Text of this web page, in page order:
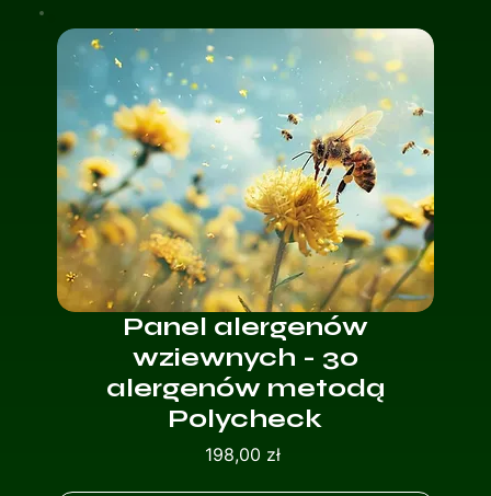
Panel alergenów
wziewnych - 30
alergenów metodą
Polycheck
198,00 złCena